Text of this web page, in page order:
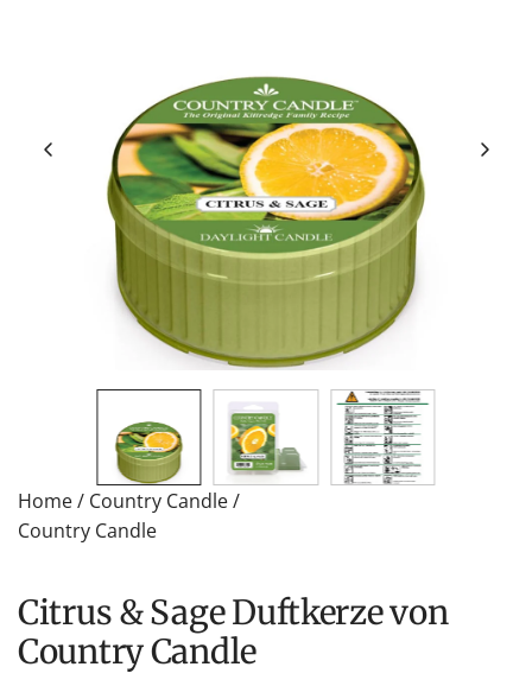
Home/ Country Candle/
Country Candle
Citrus & Sage Duftkerze von
Country Candle